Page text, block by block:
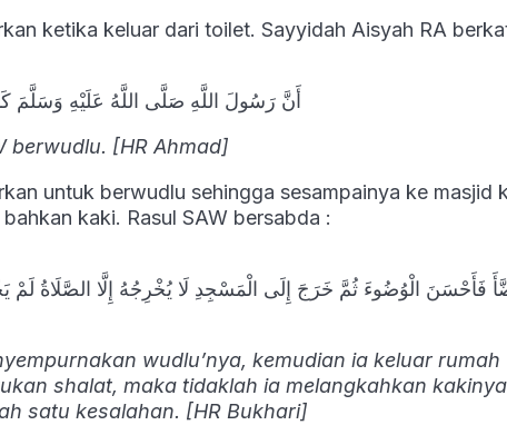
ketika keluar dari toilet. Sayyidah Aisyah RA
أَنَّ رَسُولَ اللَّهِ صَلَّى اللَّهُ عَلَيْهِ وَسَلَّمَ
berwudlu. [HR Ahmad]
untuk berwudlu sehingga sesampainya ke masjid
kaki. Rasul SAW bersabda :
فَأَحْسَنَ الْوُضُوءَ ثُمَّ خَرَجَ إِلَى الْمَسْجِدِ لَا يُخْرِجُهُ إِلَّا الصَّلَاةُ
wudlu’nya, kemudian ia keluar rumah
shalat, maka tidaklah ia melangkahkan kakinya
satu kesalahan. [HR Bukhari]